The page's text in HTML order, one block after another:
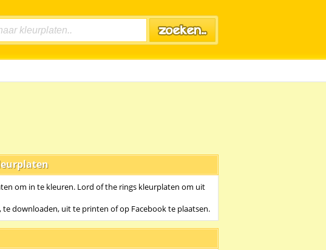
om in te kleuren. Lord of the rings kleurplaten om uit
downloaden, uit te printen of op Facebook te plaatsen.